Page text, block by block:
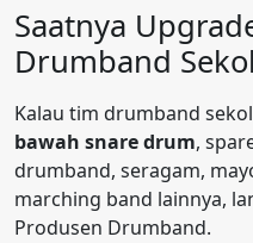
Saatnya
Drumband
Kalau tim drumband
bawah snare drum,
drumband, seragam,
marching band lainnya,
Produsen Drumband.